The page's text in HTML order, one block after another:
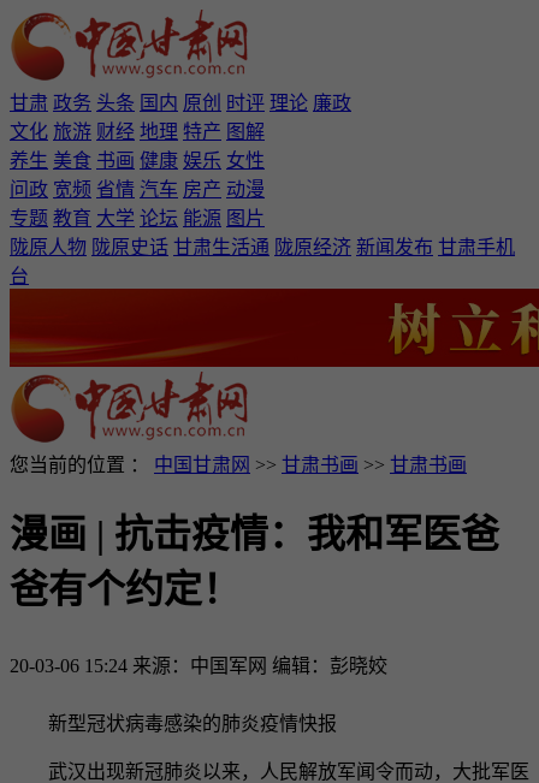
甘肃 政务 头条 国内 原创 时评 理论 廉政
文化 旅游 财经 地理 特产 图解
养生 美食 书画 健康 娱乐 女性
问政 宽频 省情 汽车 房产 动漫
专题 教育 大学 论坛 能源 图片
陇原人物 陇原史话 甘肃生活通 陇原经济 新闻发布 甘肃手机
台
您当前的位置 ： 中国甘肃网 >> 甘肃书画 >> 甘肃书画
漫画 | 抗击疫情：我和军医爸
爸有个约定！
20-03-06 15:24 来源：中国军网 编辑：彭晓姣
新型冠状病毒感染的肺炎疫情快报
武汉出现新冠肺炎以来，人民解放军闻令而动，大批军医